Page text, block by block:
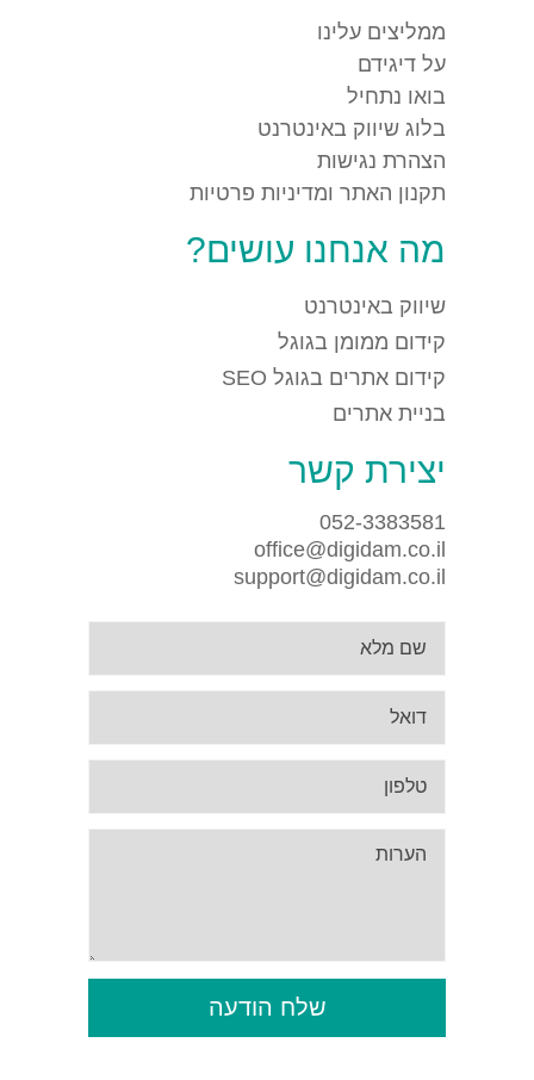
ממליצים עלינו
על דיגידם
בואו נתחיל
בלוג שיווק באינטרנט
הצהרת נגישות
תקנון האתר ומדיניות פרטיות
מה אנחנו עושים?
שיווק באינטרנט
קידום ממומן בגוגל
קידום אתרים בגוגל SEO
בניית אתרים
יצירת קשר
052-3383581
office@digidam.co.il
support@digidam.co.il
שלח הודעה